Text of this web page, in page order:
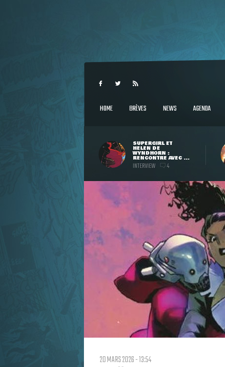
HOME BRÈVES NEWS AGENDA
SUPERGIRL ET
HELEN DE
WYNDHORN :
RENCONTRE AVEC ...
INTERVIEW 4
20 MARS 2026 - 13:54